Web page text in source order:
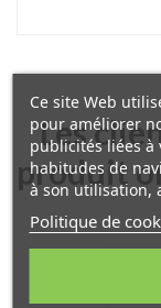
Les
produit
Ce site Web
pour améliorer
publicités liées à
habitudes de
à son utilisation,
Politique de